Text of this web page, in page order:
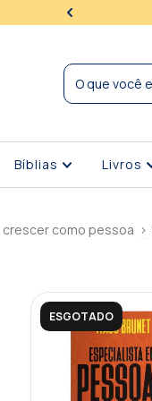
Bíblias Livros
crescer como pessoa >
ESGOTADO